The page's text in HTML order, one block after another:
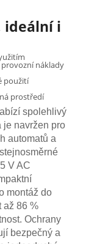
ideální i
náklady
použití
prostředí
spolehlivý
je navržen pro
automatů a
V AC
montáž do
až 86 %
Ochrany
bezpečný a